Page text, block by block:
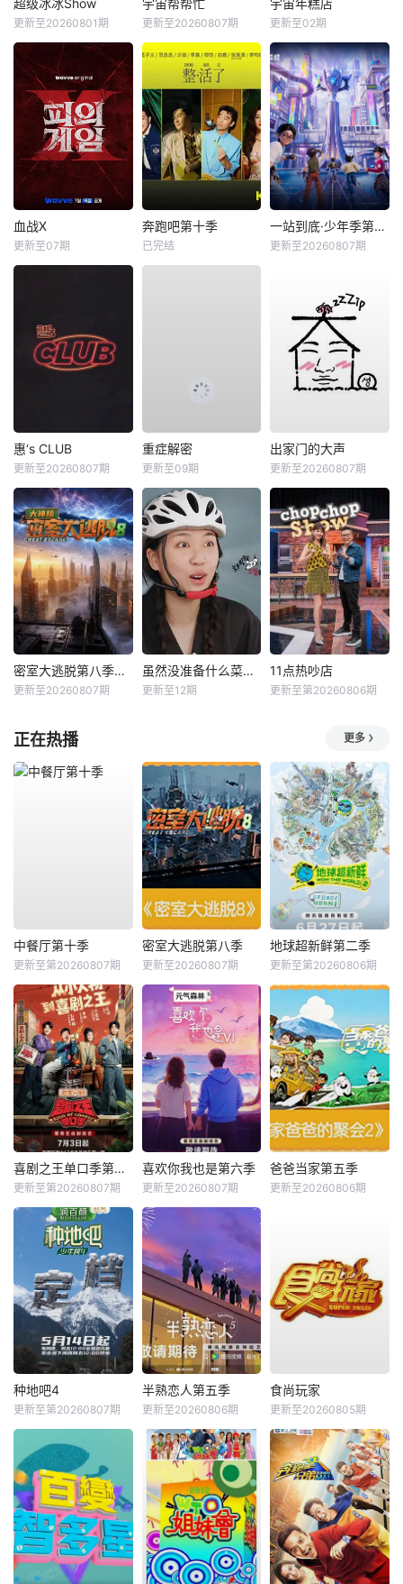
超级冰冰Show
更新至20260801期
宇宙帮帮忙
更新至20260807期
宇宙年糕店
更新至02期
血战X
更新至07期
奔跑吧第十季
已完结
一站到底·少年季第2季
更新至20260807期
惠‘s CLUB
更新至20260807期
重症解密
更新至09期
出家门的大声
更新至20260807期
密室大逃脱第八季大神版
更新至20260807期
虽然没准备什么菜第四季
更新至12期
11点热吵店
更新至第20260806期
正在热播 更多
中餐厅第十季
更新至第20260807期
密室大逃脱第八季
更新至20260807期
地球超新鲜第二季
更新至第20260806期
喜剧之王单口季第三季
更新至第20260807期
喜欢你我也是第六季
更新至20260807期
爸爸当家第五季
更新至20260806期
种地吧4
更新至第20260807期
半熟恋人第五季
更新至20260806期
食尚玩家
更新至20260805期